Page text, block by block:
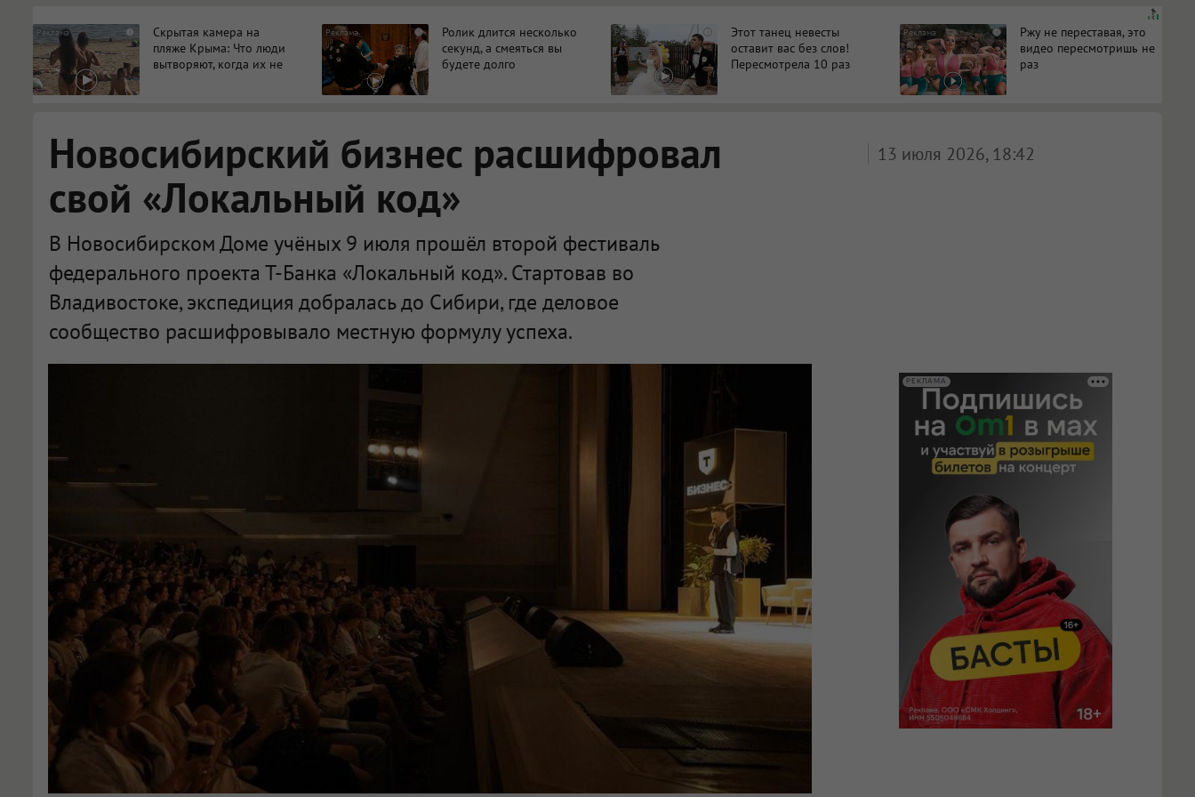
i
Скрытая камера на
пляже Крыма: Что люди
вытворяют, когда их не
i
Ролик длится несколько
секунд, а смеяться вы
будете долго
i
Этот танец невесты
оставит вас без слов!
Пересмотрела 10 раз
i
Ржу не переставая, это
видео пересмотришь не
раз
Новосибирский бизнес расшифровал
свой «Локальный код»
В Новосибирском Доме учёных 9 июля прошёл второй фестиваль
федерального проекта Т-Банка «Локальный код». Стартовав во
Владивостоке, экспедиция добралась до Сибири, где деловое
сообщество расшифровывало местную формулу успеха.
13 июля 2026, 18:42
РЕКЛАМА